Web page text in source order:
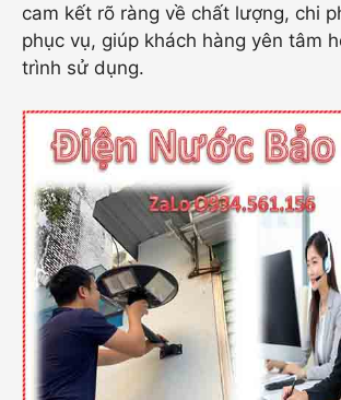
cam kết rõ ràng về chất lượng, chi
phục vụ, giúp khách hàng yên tâm
trình sử dụng.